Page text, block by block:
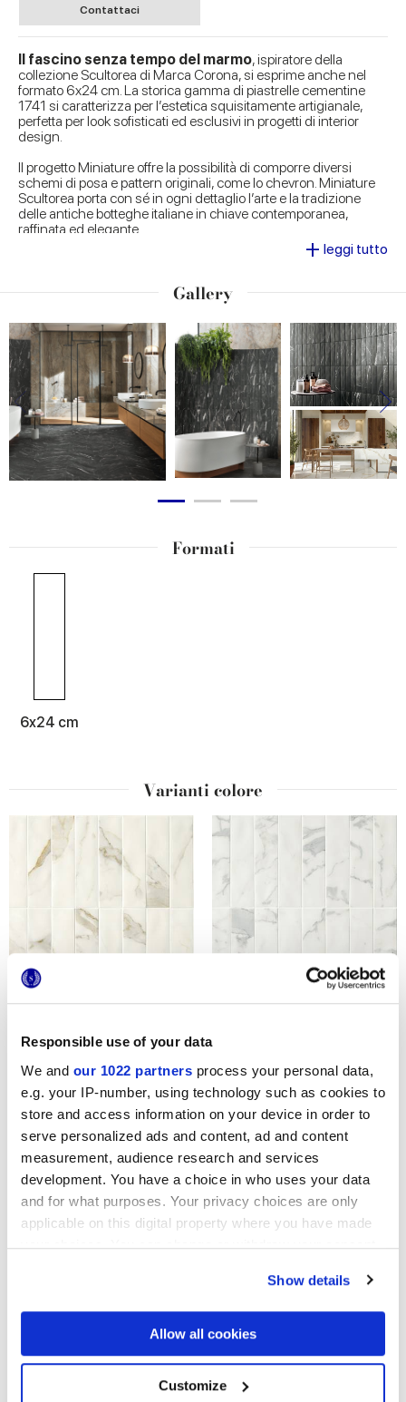
Responsible use of your data
We and our 1022 partners process your personal data,
e.g. your IP-number, using technology such as cookies to
store and access information on your device in order to
serve personalized ads and content, ad and content
measurement, audience research and services
development. You have a choice in who uses your data
and for what purposes. Your privacy choices are only
applicable on this digital property where you have made
your choices. You can change or withdraw your consent
If you allow, we would also like to:
Collect information about your geographical
location which can be accurate to within several
Identify your device by actively scanning it for
Show details
Allow all cookies
Customize
Contattaci
Il fascino senza tempo del marmo, ispiratore della
collezione Scultorea di Marca Corona, si esprime anche nel
formato 6x24 cm. La storica gamma di piastrelle cementine
1741 si caratterizza per l’estetica squisitamente artigianale,
perfetta per look sofisticati ed esclusivi in progetti di interior
design.
Il progetto Miniature offre la possibilità di comporre diversi
schemi di posa e pattern originali, come lo chevron. Miniature
Scultorea porta con sé in ogni dettaglio l’arte e la tradizione
delle antiche botteghe italiane in chiave contemporanea,
raffinata ed elegante.
+ leggi tutto
Gallery
Formati
6x24 cm
Varianti colore
DARK DIAMOND
Progetti